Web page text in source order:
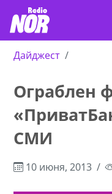
Дайджест
Ограблен
СМИ
10 июня, 2013